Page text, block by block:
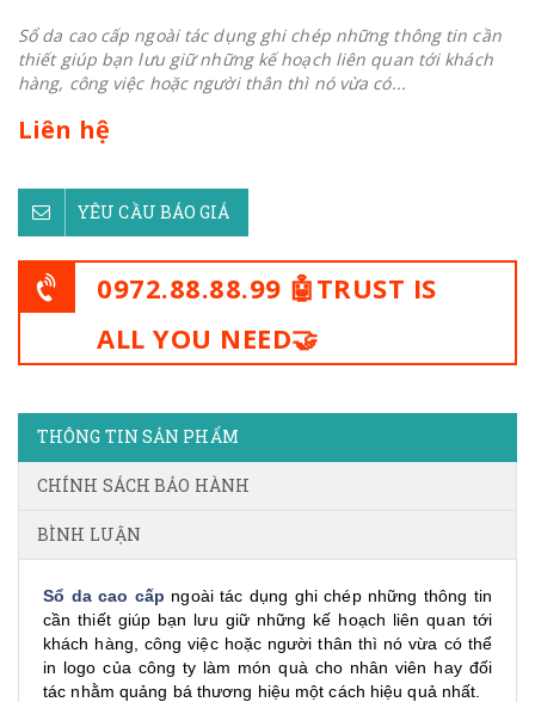
Sổ da cao cấp ngoài tác dụng ghi chép những thông tin cần
thiết giúp bạn lưu giữ những kế hoạch liên quan tới khách
hàng, công việc hoặc người thân thì nó vừa có...
Liên hệ
YÊU CẦU BÁO GIÁ
0972.88.88.99 🤖TRUST IS
ALL YOU NEED🤝
THÔNG TIN SẢN PHẨM
CHÍNH SÁCH BẢO HÀNH
BÌNH LUẬN
Sổ da cao cấp ngoài tác dụng ghi chép những thông tin
cần thiết giúp bạn lưu giữ những kế hoạch liên quan tới
khách hàng, công việc hoặc người thân thì nó vừa có thể
in logo của công ty làm món quà cho nhân viên hay đối
tác nhằm quảng bá thương hiệu một cách hiệu quả nhất.